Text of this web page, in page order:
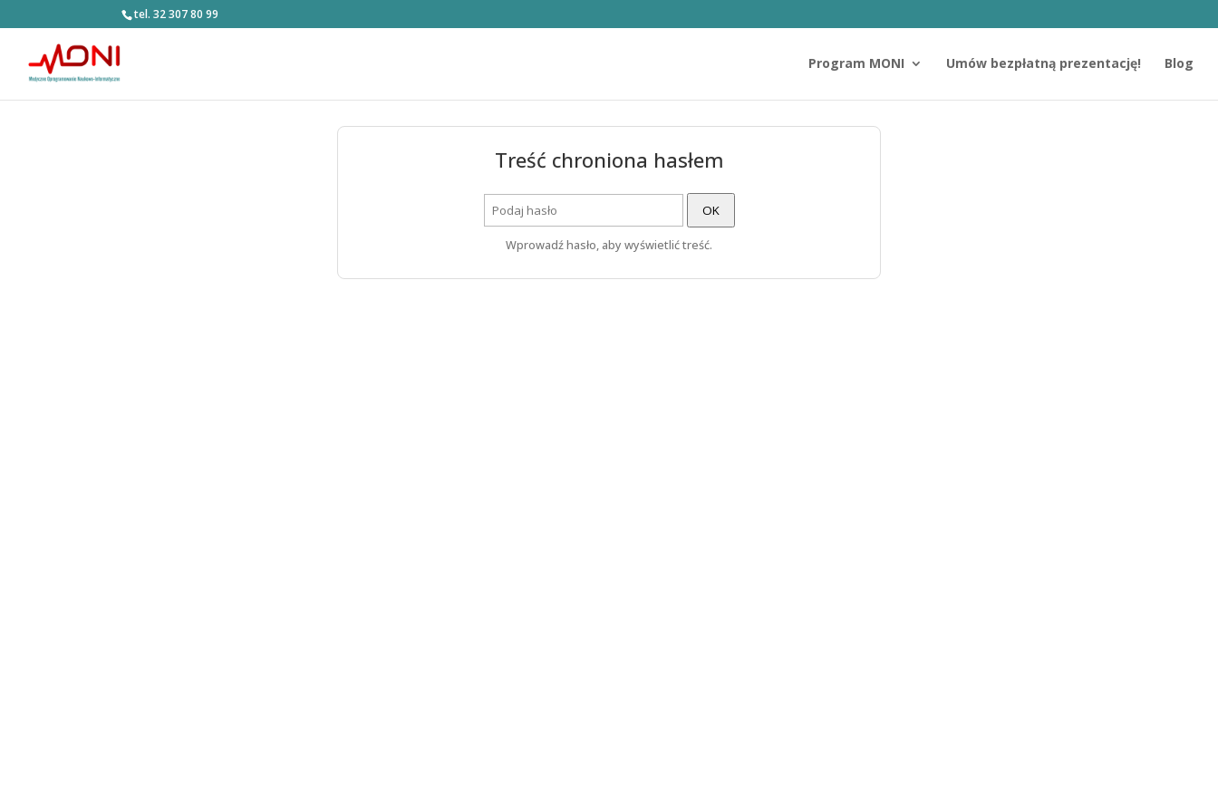
tel. 32 307 80 99
Program MONI Umów bezpłatną prezentację! Blog
Treść chroniona hasłem
OK
Wprowadź hasło, aby wyświetlić treść.